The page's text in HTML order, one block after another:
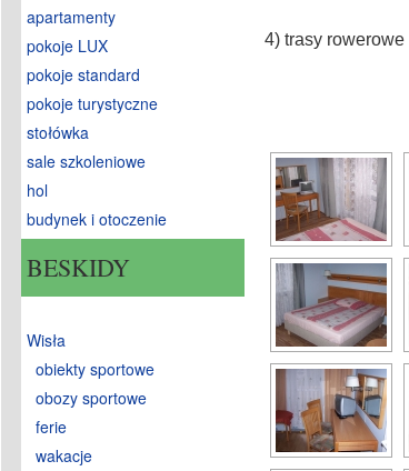
4) trasy
apartamenty
pokoje LUX
pokoje standard
pokoje turystyczne
stołówka
sale szkoleniowe
hol
budynek i otoczenie
BESKIDY
Wisła
obiekty sportowe
obozy sportowe
ferie
wakacje